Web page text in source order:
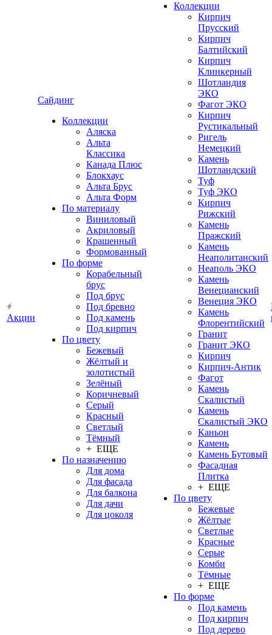
Акции
Сайдинг
Коллекции
Аляска
Альта
Классика
Канада Плюс
Блокхаус
Альта Брус
Альта Форм
По материалу
Виниловый
Акриловый
Крашенный
Формованный
По форме
Корабельный
брус
Под брус
Под бревно
Под камень
Под кирпич
По цвету
Бежевый
Жёлтый и
золотистый
Зелёный
Коричневый
Серый
Красный
Светлый
Тёмный
+ ЕЩЕ
По назначению
Для дома
Для фасада
Для балкона
Для дачи
Для цоколя
Коллекции
Кирпич
Прусский
Кирпич
Балтийский
Кирпич
Клинкерный
Шотландия
ЭКО
Фагот ЭКО
Кирпич
Рустикальный
Ригель
Немецкий
Камень
Шотландский
Туф
Туф ЭКО
Кирпич
Рижский
Камень
Пражский
Камень
Неаполитанский
Неаполь ЭКО
Камень
Венецианский
Венеция ЭКО
Камень
Флорентийский
Гранит
Гранит ЭКО
Кирпич
Кирпич-Антик
Фагот
Камень
Скалистый
Камень
Скалистый ЭКО
Каньон
Камень
Камень Бутовый
Фасадная
Плитка
+ ЕЩЕ
По цвету
Бежевые
Жёлтые
Светлые
Красные
Серые
Комби
Тёмные
+ ЕЩЕ
По форме
Под камень
Под кирпич
Под дерево